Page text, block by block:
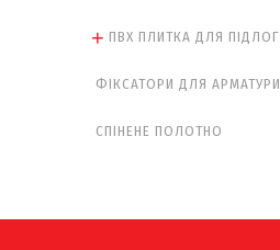
ПВХ ПЛИТКА ДЛЯ ПІДЛОГИ
ФІКСАТОРИ ДЛЯ АРМАТУРИ
СПІНЕНЕ ПОЛОТНО